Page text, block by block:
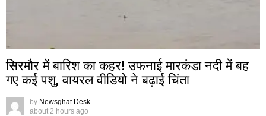
सिरमौर में बारिश का कहर! उफनाई मारकंडा नदी में बह
गए कई पशु, वायरल वीडियो ने बढ़ाई चिंता
by Newsghat Desk
about 2 hours ago